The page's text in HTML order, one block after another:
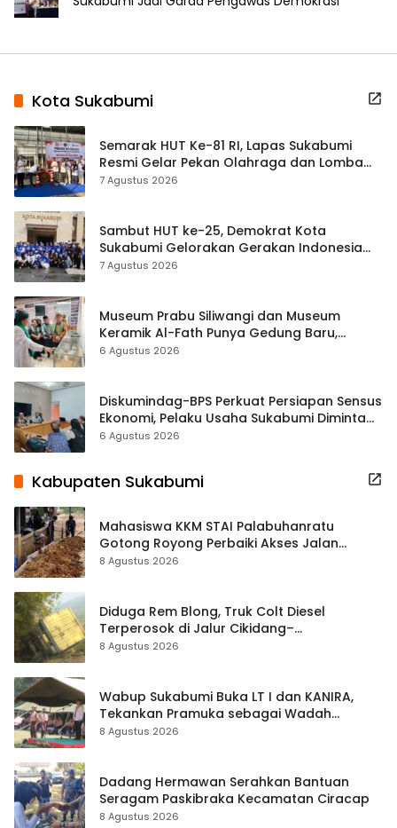
Kota Sukabumi
Semarak HUT Ke-81 RI, Lapas Sukabumi
Resmi Gelar Pekan Olahraga dan Lomba
Tradisional
7 Agustus 2026
Sambut HUT ke-25, Demokrat Kota
Sukabumi Gelorakan Gerakan Indonesia
ASRI Lewat Aksi Bersih Masjid Agung
7 Agustus 2026
Museum Prabu Siliwangi dan Museum
Keramik Al-Fath Punya Gedung Baru,
Hampir 500 Koleksi Dipisahkan
6 Agustus 2026
Diskumindag-BPS Perkuat Persiapan Sensus
Ekonomi, Pelaku Usaha Sukabumi Diminta
Terbuka Beri Data
6 Agustus 2026
Kabupaten Sukabumi
Mahasiswa KKM STAI Palabuhanratu
Gotong Royong Perbaiki Akses Jalan
Majelis Ta’lim di Sagaranten
8 Agustus 2026
Diduga Rem Blong, Truk Colt Diesel
Terperosok di Jalur Cikidang–
Palabuhanratu
8 Agustus 2026
Wabup Sukabumi Buka LT I dan KANIRA,
Tekankan Pramuka sebagai Wadah
Pembentukan Karakter
8 Agustus 2026
Dadang Hermawan Serahkan Bantuan
Seragam Paskibraka Kecamatan Ciracap
8 Agustus 2026